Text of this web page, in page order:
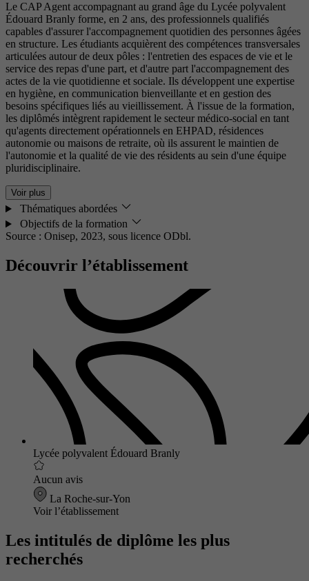
Le CAP Agent accompagnant au grand âge du Lycée polyvalent
Édouard Branly forme, en 2 ans, des professionnels qualifiés
capables d'assurer l'accompagnement quotidien des personnes âgées
en structure. Les étudiants acquièrent des compétences transversales
articulées autour de deux pôles : l'entretien des espaces de vie et le
service des repas d'une part, et d'autre part l'accompagnement des
actes de la vie quotidienne et sociale. Ils développent une expertise
en hygiène, en communication bienveillante et en gestion des
besoins spécifiques liés au vieillissement. À l'issue de la formation,
les diplômés intègrent rapidement le secteur médico-social en tant
qu'agents directement opérationnels en EHPAD, résidences
autonomie ou maisons de retraite, où ils assurent le maintien de
l'autonomie et la qualité de vie des résidents au sein d'une équipe
pluridisciplinaire.
Voir plus
Thématiques abordées
Objectifs de la formation
Source : Onisep, 2023, sous licence ODbl.
Découvrir l’établissement
Lycée polyvalent Édouard Branly
Aucun avis
La Roche-sur-Yon
Voir l’établissement
Les intitulés de diplôme les plus
recherchés